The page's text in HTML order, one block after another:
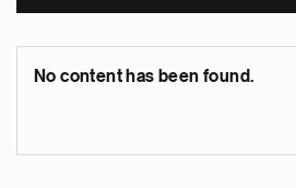
No content has been found.